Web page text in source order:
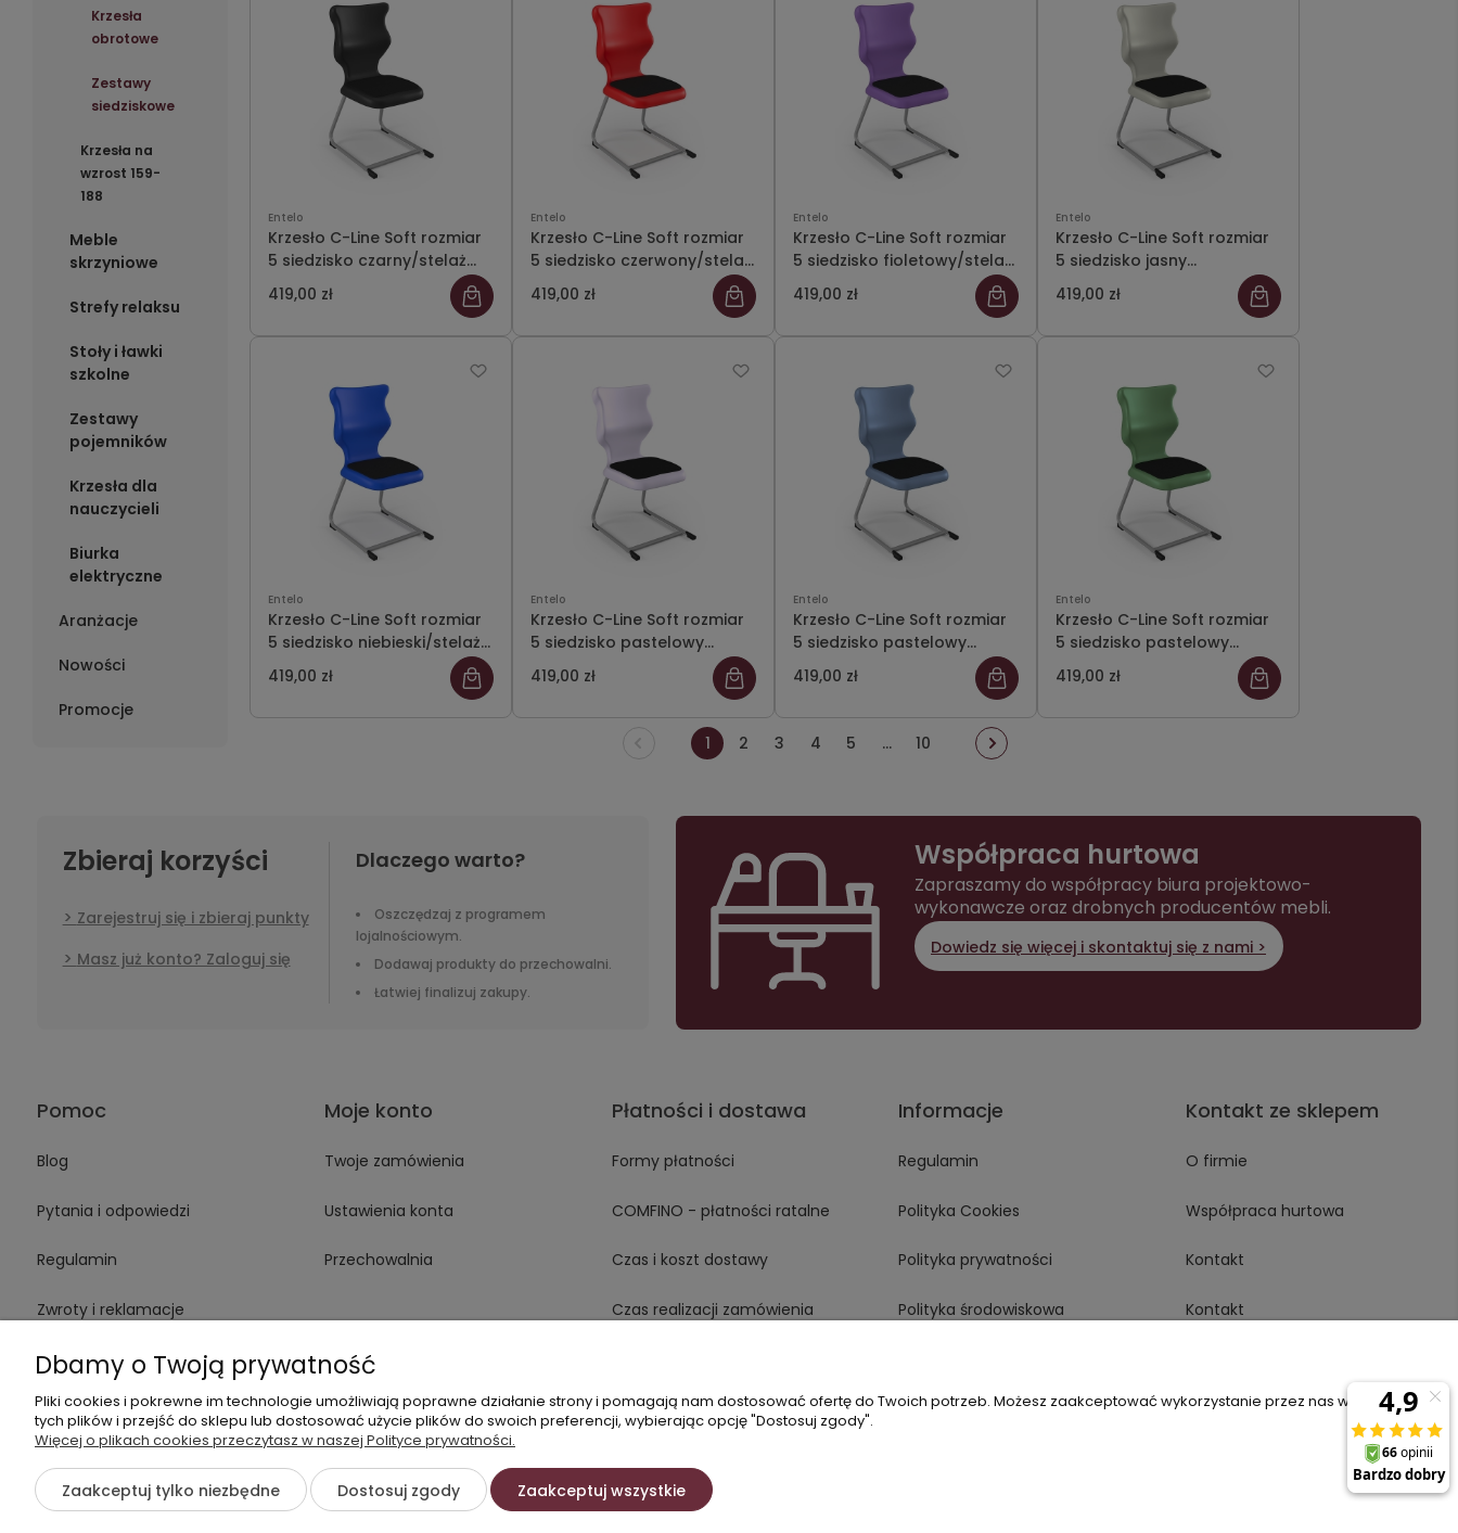
Krzesła
obrotowe
Zestawy
siedziskowe
Krzesła na
wzrost 159-
188
Meble
skrzyniowe
Strefy relaksu
Stoły i ławki
szkolne
Zestawy
pojemników
Krzesła dla
nauczycieli
Biurka
elektryczne
Aranżacje
Nowości
Promocje
Entelo
Krzesło C-Line Soft rozmiar
5 siedzisko czarny/stelaż
szary
419,00 zł
Entelo
Krzesło C-Line Soft rozmiar
5 siedzisko czerwony/stelaż
szary
419,00 zł
Entelo
Krzesło C-Line Soft rozmiar
5 siedzisko fioletowy/stelaż
szary
419,00 zł
Entelo
Krzesło C-Line Soft rozmiar
5 siedzisko jasny
szary/stelaż szary
419,00 zł
Entelo
Krzesło C-Line Soft rozmiar
5 siedzisko niebieski/stelaż
szary
419,00 zł
Entelo
Krzesło C-Line Soft rozmiar
5 siedzisko pastelowy
fioletowy/stelaż szary
419,00 zł
Entelo
Krzesło C-Line Soft rozmiar
5 siedzisko pastelowy
niebieski/stelaż szary
419,00 zł
Entelo
Krzesło C-Line Soft rozmiar
5 siedzisko pastelowy
zielony/stelaż szary
419,00 zł
1 2 3 4 5 ... 10
Zbieraj korzyści
Zarejestruj się i zbieraj punkty
Masz już konto? Zaloguj się
Dlaczego warto?
Oszczędzaj z programem
lojalnościowym.
Dodawaj produkty do przechowalni.
Łatwiej finalizuj zakupy.
Współpraca hurtowa
Zapraszamy do współpracy biura projektowo-
wykonawcze oraz drobnych producentów mebli.
Dowiedz się więcej i skontaktuj się z nami >
Pomoc
Blog
Pytania i odpowiedzi
Regulamin
Zwroty i reklamacje
Karta Gwarancyjna
Moje konto
Twoje zamówienia
Ustawienia konta
Przechowalnia
Płatności i dostawa
Formy płatności
COMFINO - płatności ratalne
Czas i koszt dostawy
Czas realizacji zamówienia
Informacje
Regulamin
Polityka Cookies
Polityka prywatności
Polityka środowiskowa
Kontakt ze sklepem
O firmie
Współpraca hurtowa
Kontakt
Kontakt
Dane kontaktowe Nasz Facebook
Dbamy o Twoją prywatność
Pliki cookies i pokrewne im technologie umożliwiają poprawne działanie strony i pomagają nam dostosować ofertę do Twoich potrzeb. Możesz zaakceptować wykorzystanie przez nas wszystkich
tych plików i przejść do sklepu lub dostosować użycie plików do swoich preferencji, wybierając opcję "Dostosuj zgody".
Więcej o plikach cookies przeczytasz w naszej Polityce prywatności.
Zaakceptuj tylko niezbędne Dostosuj zgody Zaakceptuj wszystkie